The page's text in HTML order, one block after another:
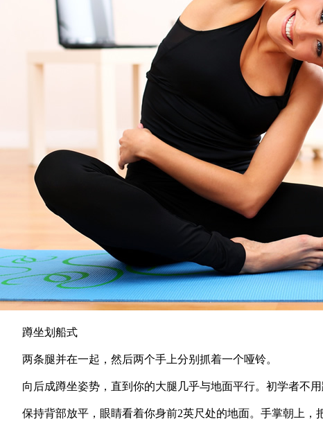
蹲坐划船式
两条腿并在一起，然后两个手上分别抓着一个哑铃。
向后成蹲坐姿势，直到你的大腿几乎与地面平行。初学者不用
保持背部放平，眼睛看着你身前2英尺处的地面。手掌朝上，